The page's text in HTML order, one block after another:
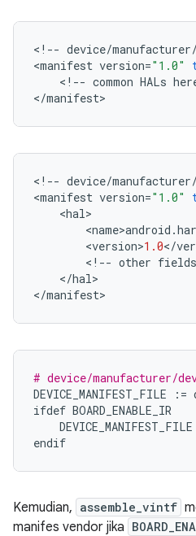
< ! -- device/manufacturer/
<manifest version="1.0"
< ! -- common HALs
</manifest>
< ! -- device/manufacturer/
<manifest version="1.0"
<hal>
<name>android .
<version>1.0</
< ! -- other fields
</hal>
</manifest>
# device/manufacturer/
DEVICE_MANIFEST_FILE
:=
ifdef BOARD_ENABLE_IR
DEVICE_MANIFEST_FILE
endif
Kemudian, assemble_vintf
manifes vendor jika